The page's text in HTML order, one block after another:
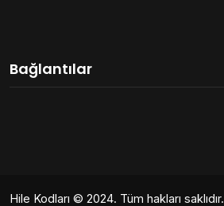
Bağlantılar
Hile Kodları © 2024. Tüm hakları saklıdır.